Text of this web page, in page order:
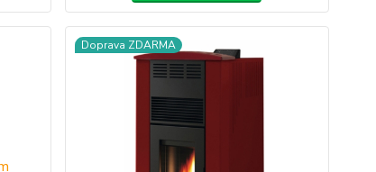
Doprava ZDARMA